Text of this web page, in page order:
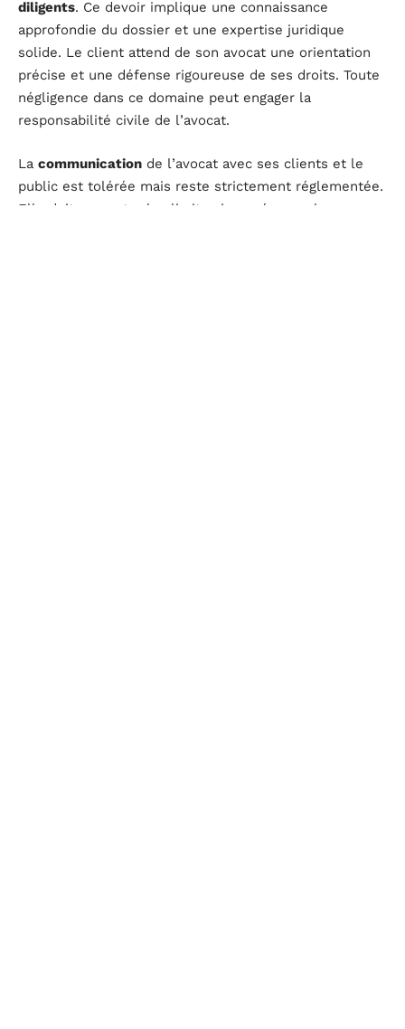
diligents. Ce devoir implique une connaissance
approfondie du dossier et une expertise juridique
solide. Le client attend de son avocat une orientation
précise et une défense rigoureuse de ses droits. Toute
négligence dans ce domaine peut engager la
responsabilité civile de l’avocat.
La communication de l’avocat avec ses clients et le
public est tolérée mais reste strictement réglementée.
Elle doit respecter les limites imposées par la